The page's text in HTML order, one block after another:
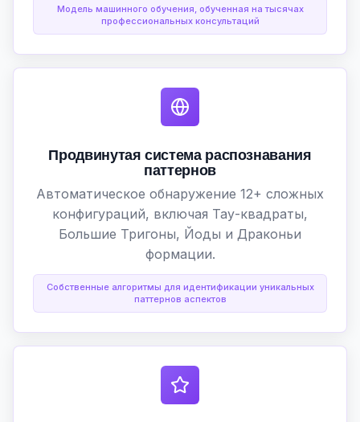
Модель машинного обучения, обученная на тысячах
профессиональных консультаций
Продвинутая система распознавания
паттернов
Автоматическое обнаружение 12+ сложных
конфигураций, включая Тау-квадраты,
Большие Тригоны, Йоды и Драконьи
формации.
Собственные алгоритмы для идентификации уникальных
паттернов аспектов